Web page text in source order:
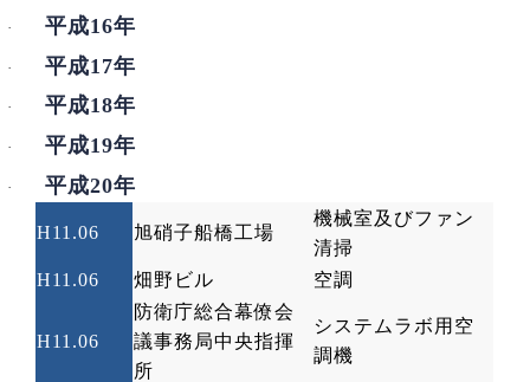
· 平成16年
· 平成17年
· 平成18年
· 平成19年
· 平成20年
H11.06 旭硝子船橋工場
機械室及びファン
清掃
H11.06
畑野ビル 空調
H11.06
防衛庁総合幕僚会
議事務局中央指揮
所
システムラボ用空
調機